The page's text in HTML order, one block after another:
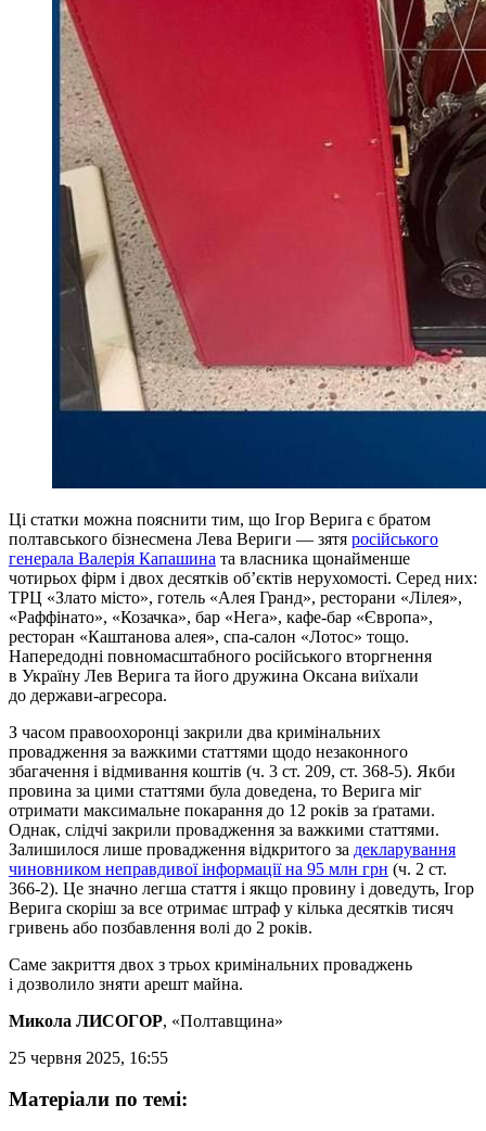
Ці статки можна пояснити тим, що Ігор Верига є братом
полтавського бізнесмена Лева Вериги — зятя російського
генерала Валерія Капашина та власника щонайменше
чотирьох фірм і двох десятків об’єктів нерухомості. Серед них:
ТРЦ «Злато місто», готель «Алея Гранд», ресторани «Лілея»,
«Раффінато», «Козачка», бар «Нега», кафе-бар «Європа»,
ресторан «Каштанова алея», спа-салон «Лотос» тощо.
Напередодні повномасштабного російського вторгнення
в Україну Лев Верига та його дружина Оксана виїхали
до держави-агресора.
З часом правоохоронці закрили два кримінальних
провадження за важкими статтями щодо незаконного
збагачення і відмивання коштів (ч. 3 ст. 209, ст. 368-5). Якби
провина за цими статтями була доведена, то Верига міг
отримати максимальне покарання до 12 років за ґратами.
Однак, слідчі закрили провадження за важкими статтями.
Залишилося лише провадження відкритого за декларування
чиновником неправдивої інформації на 95 млн грн (ч. 2 ст.
366-2). Це значно легша стаття і якщо провину і доведуть, Ігор
Верига скоріш за все отримає штраф у кілька десятків тисяч
гривень або позбавлення волі до 2 років.
Саме закриття двох з трьох кримінальних проваджень
і дозволило зняти арешт майна.
Микола ЛИСОГОР, «Полтавщина»
25 червня 2025, 16:55
Матеріали по темі: